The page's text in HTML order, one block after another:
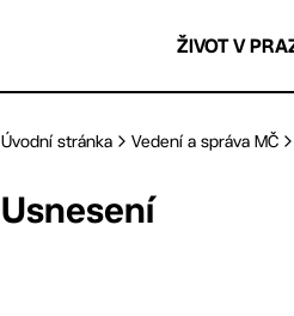
ŽIVOT V
Úvodní stránka Vedení a správa MČ
Usnesení